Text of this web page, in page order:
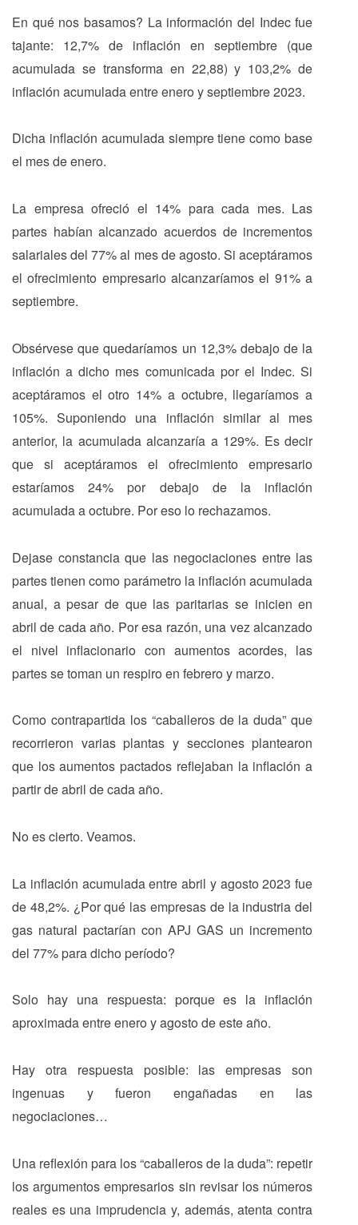
En qué nos basamos? La información del Indec fue
tajante: 12,7% de inflación en septiembre (que
acumulada se transforma en 22,88) y 103,2% de
inflación acumulada entre enero y septiembre 2023.
Dicha inflación acumulada siempre tiene como base
el mes de enero.
La empresa ofreció el 14% para cada mes. Las
partes habían alcanzado acuerdos de incrementos
salariales del 77% al mes de agosto. Si aceptáramos
el ofrecimiento empresario alcanzaríamos el 91% a
septiembre.
Obsérvese que quedaríamos un 12,3% debajo de la
inflación a dicho mes comunicada por el Indec. Si
aceptáramos el otro 14% a octubre, llegaríamos a
105%. Suponiendo una inflación similar al mes
anterior, la acumulada alcanzaría a 129%. Es decir
que si aceptáramos el ofrecimiento empresario
estaríamos 24% por debajo de la inflación
acumulada a octubre. Por eso lo rechazamos.
Dejase constancia que las negociaciones entre las
partes tienen como parámetro la inflación acumulada
anual, a pesar de que las paritarias se inicien en
abril de cada año. Por esa razón, una vez alcanzado
el nivel inflacionario con aumentos acordes, las
partes se toman un respiro en febrero y marzo.
Como contrapartida los “caballeros de la duda” que
recorrieron varias plantas y secciones plantearon
que los aumentos pactados reflejaban la inflación a
partir de abril de cada año.
No es cierto. Veamos.
La inflación acumulada entre abril y agosto 2023 fue
de 48,2%. ¿Por qué las empresas de la industria del
gas natural pactarían con APJ GAS un incremento
del 77% para dicho período?
Solo hay una respuesta: porque es la inflación
aproximada entre enero y agosto de este año.
Hay otra respuesta posible: las empresas son
ingenuas y fueron engañadas en las
negociaciones…
Una reflexión para los “caballeros de la duda”: repetir
los argumentos empresarios sin revisar los números
reales es una imprudencia y, además, atenta contra